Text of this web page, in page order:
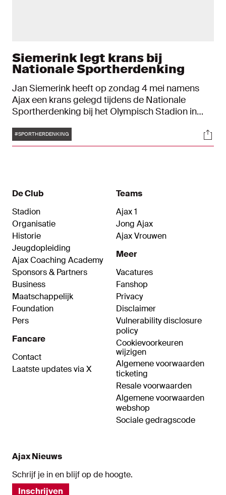
Siemerink legt krans bij
Nationale Sportherdenking
Jan Siemerink heeft op zondag 4 mei namens
Ajax een krans gelegd tijdens de Nationale
Sportherdenking bij het Olympisch Stadion in
stilgestaan bij de rol van sport in oorlogstijd.
Tags
#SPORTHERDENKING
De Club
Stadion
Organisatie
Historie
Jeugdopleiding
Ajax Coaching Academy
Sponsors & Partners
Business
Maatschappelijk
Foundation
Pers
Fancare
Contact
Laatste updates via X
Teams
Ajax 1
Jong Ajax
Ajax Vrouwen
Meer
Vacatures
Fanshop
Privacy
Disclaimer
Vulnerability disclosure
policy
Cookievoorkeuren
wijzigen
Algemene voorwaarden
ticketing
Resale voorwaarden
Algemene voorwaarden
webshop
Sociale gedragscode
Ajax Nieuws
Schrijf je in en blijf op de hoogte.
Inschrijven